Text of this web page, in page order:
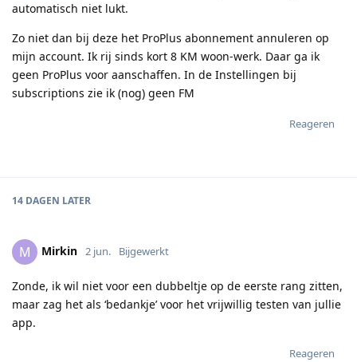
automatisch niet lukt.
Zo niet dan bij deze het ProPlus abonnement annuleren op
mijn account. Ik rij sinds kort 8 KM woon-werk. Daar ga ik
geen ProPlus voor aanschaffen. In de Instellingen bij
subscriptions zie ik (nog) geen FM
Reageren
14 DAGEN LATER
M Mirkin 2 jun. Bijgewerkt
Zonde, ik wil niet voor een dubbeltje op de eerste rang zitten,
maar zag het als ‘bedankje’ voor het vrijwillig testen van jullie
app.
Reageren